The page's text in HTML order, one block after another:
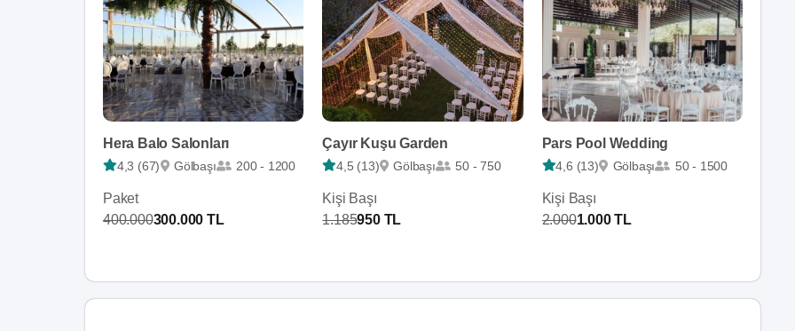
Hera Balo Salonları
4,3 (67) Gölbaşı 200 - 1200
Paket
400.000300.000 TL
Çayır Kuşu Garden
4,5 (13) Gölbaşı 50 - 750
Kişi Başı
1.185950 TL
Pars Pool Wedding
4,6 (13) Gölbaşı 50 - 1500
Kişi Başı
2.0001.000 TL